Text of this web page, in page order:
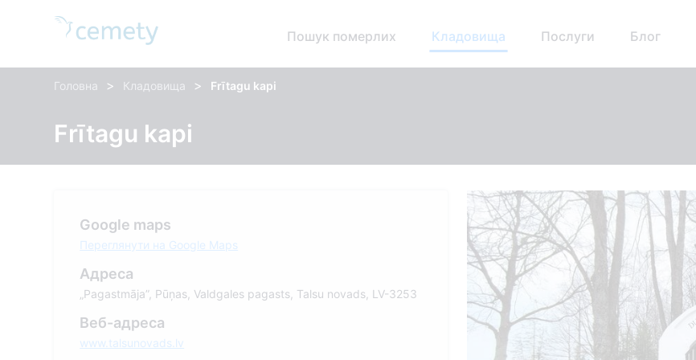
Пошук померлих Кладовища Послуги Блог
Головна > Кладовища > Frītagu kapi
Frītagu kapi
Google maps
Переглянути на Google Maps
Адреса
„Pagastmāja”, Pūņas, Valdgales pagasts, Talsu novads, LV-3253
Веб-адреса
www.talsunovads.lv